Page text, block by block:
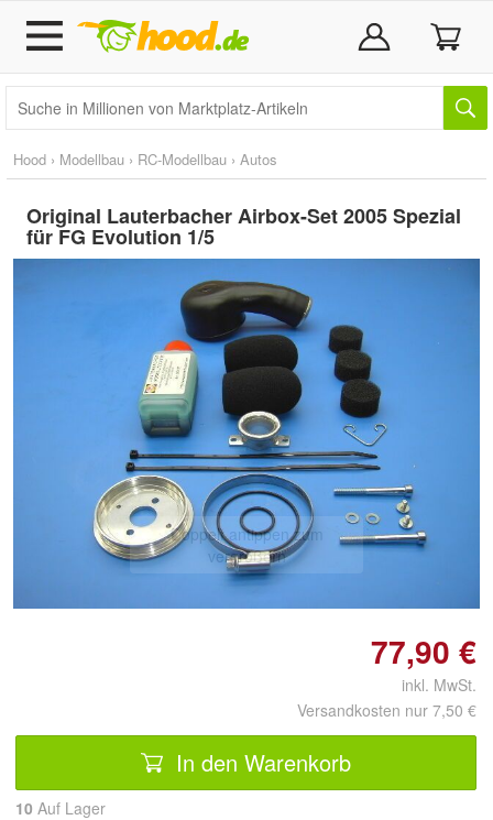
Hood › Modellbau › RC-Modellbau › Autos
Original Lauterbacher Airbox-Set 2005 Spezial
für FG Evolution 1/5
Doppelt antippen zum
vergrößern
77,90 €
inkl. MwSt.
Versandkosten nur 7,50 €
In den Warenkorb
10 Auf Lager